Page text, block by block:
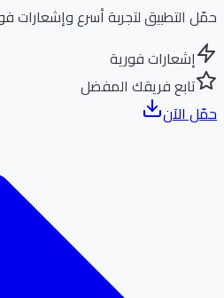
التطبيق لتجربة أسرع وإشعارات فورية
إشعارات فورية
تابع فريقك المفضل
الآن